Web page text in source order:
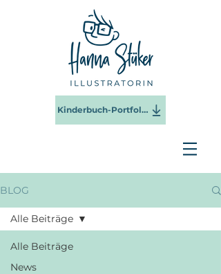
Kinderbuch-Portfolio 2025
BLOG
Alle Beiträge
News
Alle Beiträge